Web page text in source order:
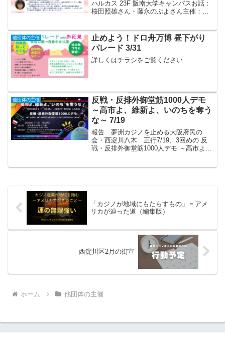
ハルカス 23F 阪南大学キャンパスお話：
桜田照雄さん・藤永のぶよさん主催：カ
他団体の主催
止めよう！ドロ舟万博 昼下がり
パレード 3/31
詳しくはチラシをご覧ください
他団体の主催
反戦・反排外御堂筋1000人デモ
～高市よ、維新よ、いのちを奪う
な～ 7/19
報告 夢洲カジノを止める大阪府民の
会・西淀川八木 正行7/19、3回めの 反
戦・反排外御堂筋1000人デモ ～高市よ、
「カジノが地域にもたらすもの」＝アメ
リカが辿った道（編集版）
西淀川区2月の街宣
ホーム 他団体の主催